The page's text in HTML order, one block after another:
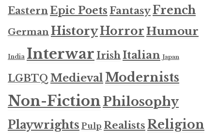
EasternEpic Poets FantasyFrench
GermanHistoryHorrorHumour
India Interwar IrishItalian Japan
LGBTQ MedievalModernists
Non-FictionPhilosophy
Playwrights Pulp Realists Religion